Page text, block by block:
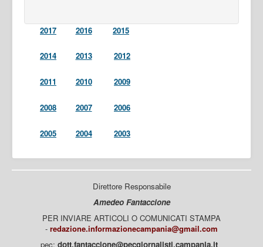
2017 2016 2015
2014 2013 2012
2011 2010 2009
2008 2007 2006
2005 2004 2003
Direttore Responsabile
Amedeo Fantaccione
PER INVIARE ARTICOLI O COMUNICATI STAMPA
- redazione.informazionecampania@gmail.com
pec: dott.fantaccione@pecgiornalisti.campania.it